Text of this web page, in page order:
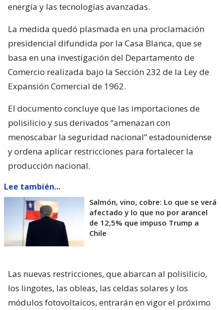
energía y las tecnologías avanzadas.
La medida quedó plasmada en una proclamación
presidencial difundida por la Casa Blanca, que se
basa en una investigación del Departamento de
Comercio realizada bajo la Sección 232 de la Ley de
Expansión Comercial de 1962.
El documento concluye que las importaciones de
polisilicio y sus derivados “amenazan con
menoscabar la seguridad nacional” estadounidense
y ordena aplicar restricciones para fortalecer la
producción nacional.
Lee también...
Salmón, vino, cobre: Lo que se verá
afectado y lo que no por arancel
de 12,5% que impuso Trump a
Chile
Las nuevas restricciones, que abarcan al polisilicio,
los lingotes, las obleas, las celdas solares y los
módulos fotovoltaicos, entrarán en vigor el próximo